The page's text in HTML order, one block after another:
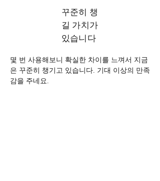
꾸준히 챙
길 가치가
있습니다
몇 번 사용해보니 확실한 차이를 느껴서 지금
은 꾸준히 챙기고 있습니다. 기대 이상의 만족
감을 주네요.